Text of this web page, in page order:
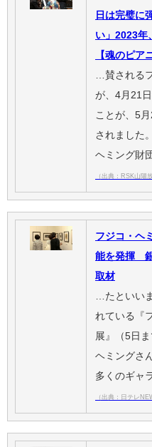
日は完璧に
い」2023年
【魂のピア
…賛される
が、4月21
ことが、5
されました
ヘミング財
（出典：RSK山陽
フジコ・ヘ
能を発揮
取材
…たといい
れている『
展』（5日
ヘミングさ
多くのギャ
（出典：日テレ